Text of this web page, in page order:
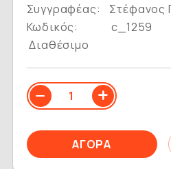
Συγγραφέας:
Στέφανος
Κωδικός:
c_1259
Διαθέσιμο